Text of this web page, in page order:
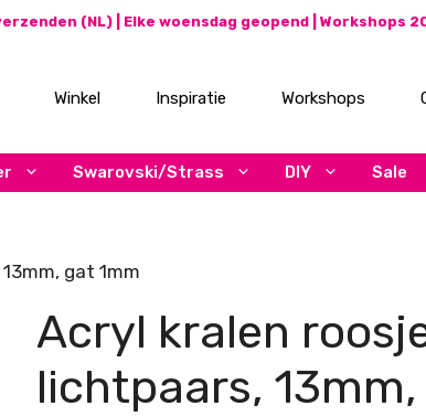
(NL) | Elke woensdag geopend | Workshops
Winkel Inspiratie Workshops
Swarovski/Strass DIY Sale
gat 1mm
Acryl kralen
lichtpaars,